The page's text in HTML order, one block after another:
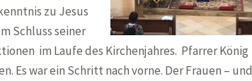
zu Jesus
Schluss seiner
im Laufe des Kirchenjahres. Pfarrer König
Es war ein Schritt nach vorne. Der Frauen – und